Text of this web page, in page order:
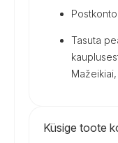
Tasuta
Küsige toote